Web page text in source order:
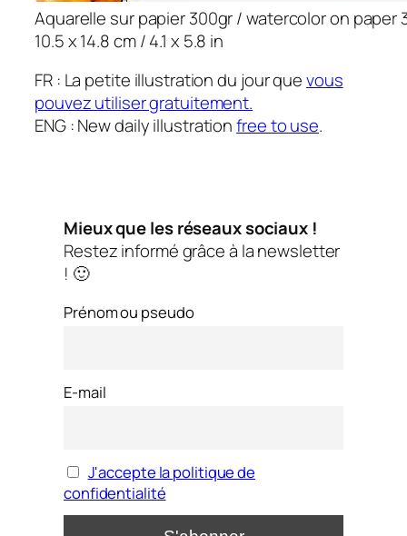
Aquarelle sur papier 300gr / watercolor on paper
10.5 x 14.8 cm / 4.1 x 5.8 in
FR : La petite illustration du jour quevous
pouvez utiliser gratuitement.
ENG : New daily illustrationfree to use.
Mieux que les réseaux sociaux !
Restez informé grâce à la newsletter
! 🙂
Prénom ou pseudo
E-mail
J'accepte la politique de
confidentialité